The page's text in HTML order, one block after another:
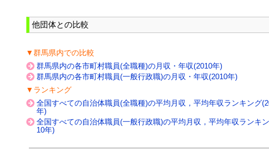
他団体との比較
▼群馬県内での比較
群馬県内の各市町村職員(全職種)の月収・年収(2010年)
群馬県内の各市町村職員(一般行政職)の月収・年収(2010年)
▼ランキング
全国すべての自治体職員(全職種)の平均月収，平均年収ランキング
年)
全国すべての自治体職員(一般行政職)の平均月収，平均年収ランキ
10年)